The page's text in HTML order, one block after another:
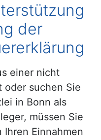
der
einer nicht
oder suchen Sie
in Bonn als
müssen Sie
Einnahmen